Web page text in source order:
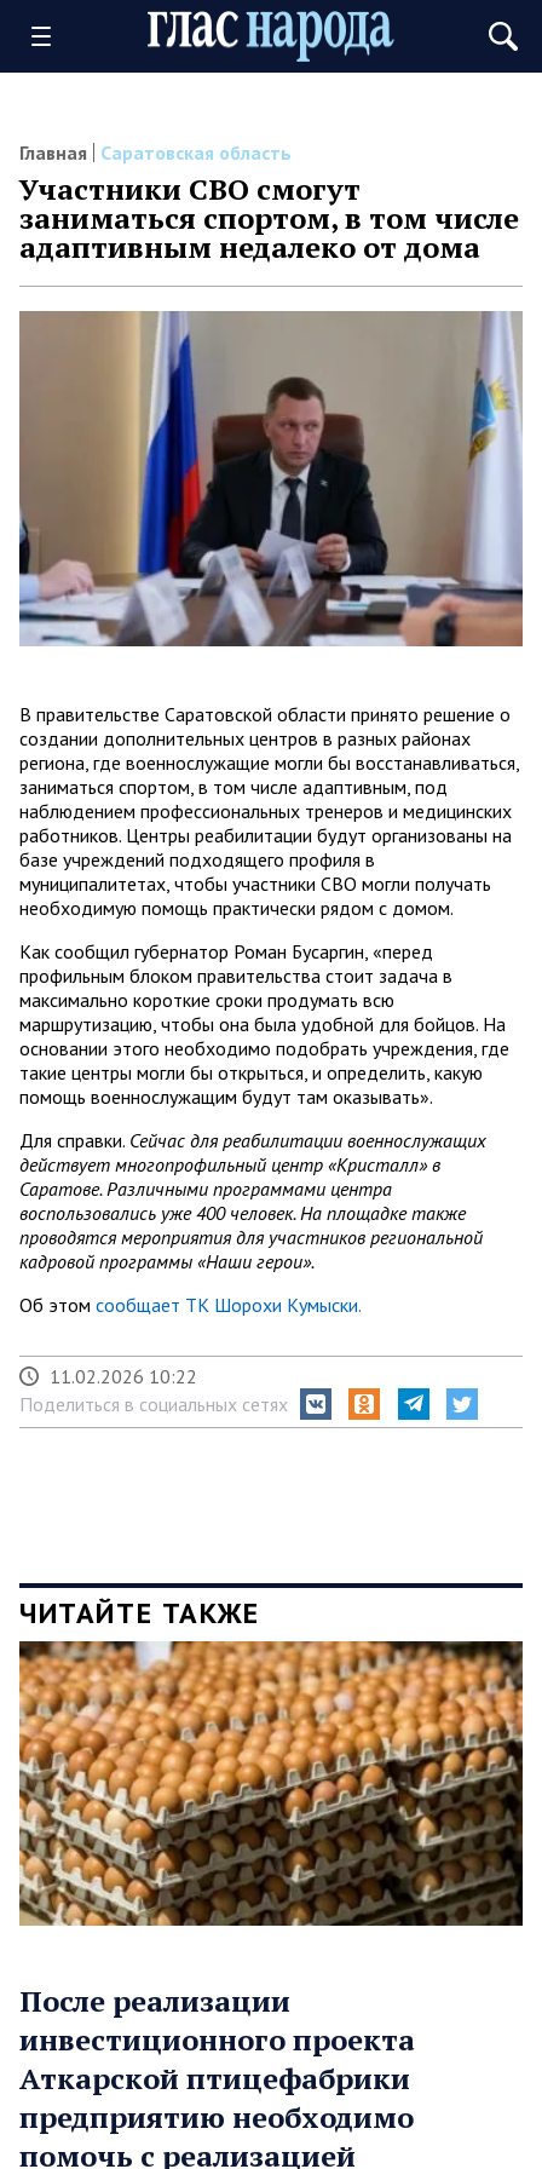
Главная Саратовская область
Участники СВО смогут
заниматься спортом, в том числе
адаптивным недалеко от дома
В правительстве Саратовской области принято решение о
создании дополнительных центров в разных районах
региона, где военнослужащие могли бы восстанавливаться,
заниматься спортом, в том числе адаптивным, под
наблюдением профессиональных тренеров и медицинских
работников. Центры реабилитации будут организованы на
базе учреждений подходящего профиля в
муниципалитетах, чтобы участники СВО могли получать
необходимую помощь практически рядом с домом.
Как сообщил губернатор Роман Бусаргин, «перед
профильным блоком правительства стоит задача в
максимально короткие сроки продумать всю
маршрутизацию, чтобы она была удобной для бойцов. На
основании этого необходимо подобрать учреждения, где
такие центры могли бы открыться, и определить, какую
помощь военнослужащим будут там оказывать».
Для справки. Сейчас для реабилитации военнослужащих
действует многопрофильный центр «Кристалл» в
Саратове. Различными программами центра
воспользовались уже 400 человек. На площадке также
проводятся мероприятия для участников региональной
кадровой программы «Наши герои».
Об этом сообщает ТК Шорохи Кумыски.
11.02.2026 10:22
Поделиться в социальных сетях
ЧИТАЙТЕ ТАКЖЕ
После реализации
инвестиционного проекта
Аткарской птицефабрики
предприятию необходимо
помочь с реализацией